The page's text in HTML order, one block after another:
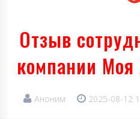
Отзыв
компании
Аноним 2025-08-12